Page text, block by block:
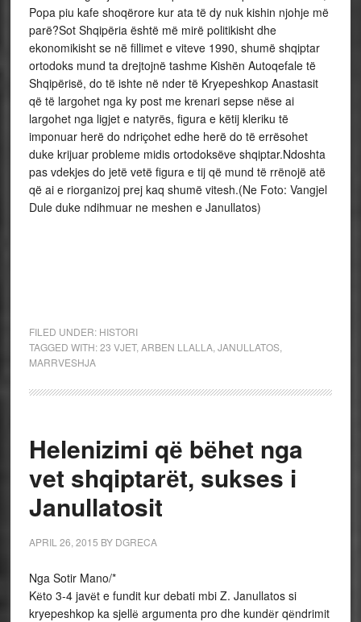
Popa piu kafe shoqërore kur ata të dy nuk kishin njohje më
parë?Sot Shqipëria është më mirë politikisht dhe
ekonomikisht se në fillimet e viteve 1990, shumë shqiptar
ortodoks mund ta drejtojnë tashme Kishën Autoqefale të
Shqipërisë, do të ishte në nder të Kryepeshkop Anastasit
që të largohet nga ky post me krenari sepse nëse ai
largohet nga ligjet e natyrës, figura e këtij kleriku të
imponuar herë do ndriçohet edhe herë do të errësohet
duke krijuar probleme midis ortodoksëve shqiptar.Ndoshta
pas vdekjes do jetë vetë figura e tij që mund të rrënojë atë
që ai e riorganizoj prej kaq shumë vitesh.(Ne Foto: Vangjel
Dule duke ndihmuar ne meshen e Janullatos)
FILED UNDER: HISTORI
TAGGED WITH:23 VJET, ARBEN LLALLA, JANULLATOS,
MARRVESHJA
Helenizimi qё bёhet nga
vet shqiptarёt, sukses i
Janullatosit
APRIL 26, 2015 BY DGRECA
Nga Sotir Mano/*
Kёto 3-4 javёt e fundit kur debati mbi Z. Janullatos si
kryepeshkop ka sjellё argumenta pro dhe kundёr qёndrimit